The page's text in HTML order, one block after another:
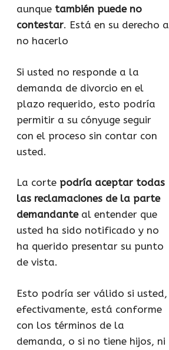
aunque también puede no
contestar. Está en su derecho a
no hacerlo
Si usted no responde a la
demanda de divorcio en el
plazo requerido, esto podría
permitir a su cónyuge seguir
con el proceso sin contar con
usted.
La corte podría aceptar todas
las reclamaciones de la parte
demandanteal entender que
usted ha sido notificado y no
ha querido presentar su punto
de vista.
Esto podría ser válido si usted,
efectivamente, está conforme
con los términos de la
demanda, o si no tiene hijos, ni